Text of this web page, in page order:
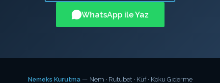
WhatsApp ile Yaz
Nemeks Kurutma— Nem · Rutubet · Küf · Koku Giderme